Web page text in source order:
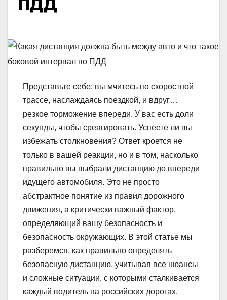
ПДД
Представьте себе: вы мчитесь по скоростной
трассе, наслаждаясь поездкой, и вдруг…
резкое торможение впереди. У вас есть доли
секунды, чтобы среагировать. Успеете ли вы
избежать столкновения? Ответ кроется не
только в вашей реакции, но и в том, насколько
правильно вы выбрали дистанцию до впереди
идущего автомобиля. Это не просто
абстрактное понятие из правил дорожного
движения, а критически важный фактор,
определяющий вашу безопасность и
безопасность окружающих. В этой статье мы
разберемся, как правильно определять
безопасную дистанцию, учитывая все нюансы
и сложные ситуации, с которыми сталкивается
каждый водитель на российских дорогах.